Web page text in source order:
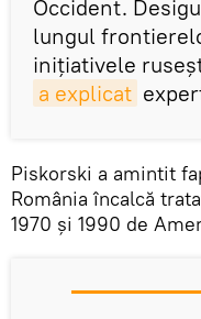
Occident.
lungul
inițiativele
a explicat
Piskorski a amintit
România încalcă
1970 şi 1990 de